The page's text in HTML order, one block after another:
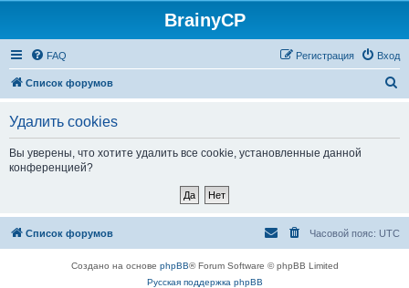
BrainyCP
FAQ Вход
Регистрация
Список форумов
Удалить cookies
Вы уверены, что хотите удалить все cookie, установленные данной
конференцией?
Список форумов Часовой пояс: UTC
Создано на основе phpBB® Forum Software © phpBB Limited
Русская поддержка phpBB